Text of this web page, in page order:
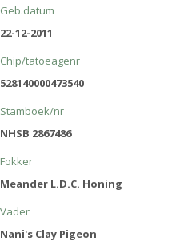
Geb.datum
22-12-2011
Chip/tatoeagenr
528140000473540
Stamboek/nr
NHSB 2867486
Fokker
Meander L.D.C. Honing
Vader
Nani's Clay Pigeon